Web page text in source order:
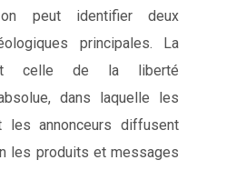
peut identifier deux
principales. La
celle de la liberté
dans laquelle les
les annonceurs diffusent
les produits et messages